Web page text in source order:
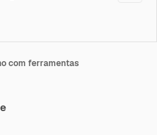
com ferramentas